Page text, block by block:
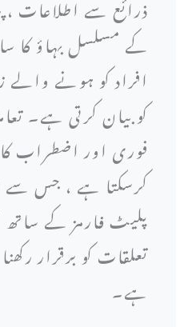
کے مسلسل بہاؤ کا
افراد کو ہونے
کو بیان کرتی ہے۔
فوری اور اضطراب
کرسکتا ہے ، جس سے
پلیٹ فارمز کے
تعلقات کو برقرار
ہے۔